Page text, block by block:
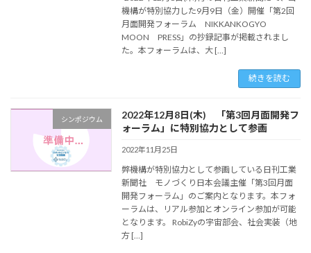
機構が特別協力した9月9日（金）開催「第2回
月面開発フォーラム NIKKANKOGYO
MOON PRESS」の抄録記事が掲載されまし
た。本フォーラムは、大 […]
続きを読む
シンポジウム
2022年12月8日(木) 「第3回月面開発フ
ォーラム」に特別協力として参画
2022年11月25日
弊機構が特別協力として参画している日刊工業
新聞社 モノづくり日本会議主催「第3回月面
開発フォーラム」のご案内となります。本フォ
ーラムは、リアル参加とオンライン参加が可能
となります。 RobiZyの宇宙部会、社会実装（地
方 […]